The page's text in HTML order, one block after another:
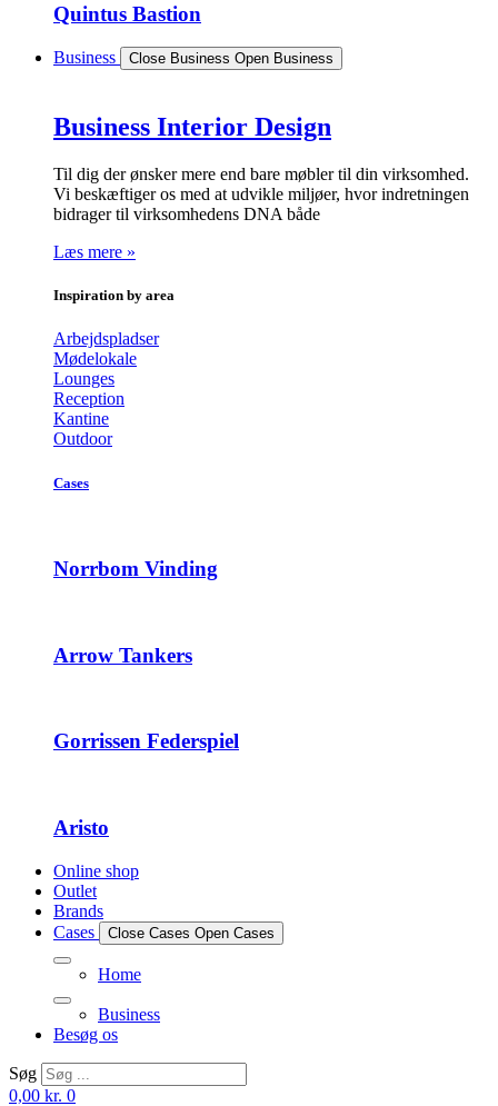
Quintus Bastion
Business Close Business Open Business
Business Interior Design
Til dig der ønsker mere end bare møbler til din virksomhed.
Vi beskæftiger os med at udvikle miljøer, hvor indretningen
bidrager til virksomhedens DNA både
Læs mere »
Inspiration by area
Arbejdspladser
Mødelokale
Lounges
Reception
Kantine
Outdoor
Cases
Norrbom Vinding
Arrow Tankers
Gorrissen Federspiel
Aristo
Online shop
Outlet
Brands
Cases
Close Cases Open Cases
Home
Business
Besøg os
Søg
0,00 kr. 0